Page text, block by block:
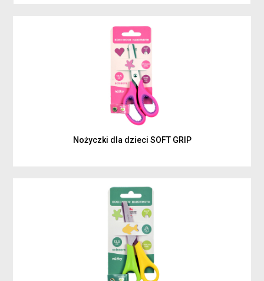
Inspiracje dla rodziców i dzieci
Nożyczki dla dzieci SOFT GRIP